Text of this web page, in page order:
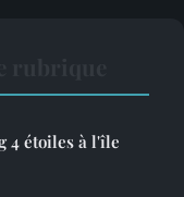
4 étoiles à l'île